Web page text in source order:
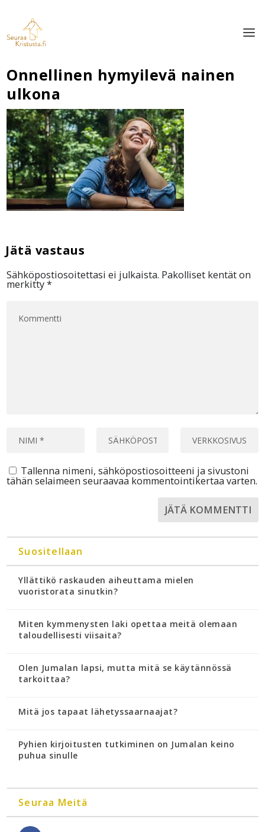
Onnellinen hymyilevä nainen
ulkona
Sähköpostiosoitettasi ei julkaista. Pakolliset kentät on
merkitty*
Tallenna nimeni, sähköpostiosoitteeni ja sivustoni
tähän selaimeen seuraavaa kommentointikertaa varten.
Suositellaan
Yllättikö raskauden aiheuttama mielen
vuoristorata sinutkin?
Miten kymmenysten laki opettaa meitä olemaan
taloudellisesti viisaita?
Olen Jumalan lapsi, mutta mitä se käytännössä
tarkoittaa?
Mitä jos tapaat lähetyssaarnaajat?
Pyhien kirjoitusten tutkiminen on Jumalan keino
puhua sinulle
Seuraa Meitä